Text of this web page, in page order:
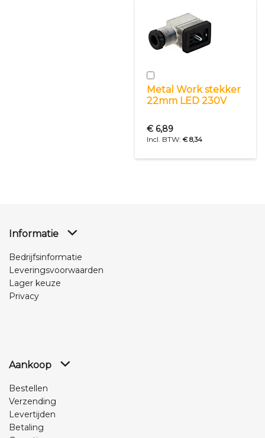
Metal Work stekker
22mm LED 230V
Price
€ 8,34
€ 6,89
In
winkelwagen
Informatie
Bedrijfsinformatie
Leveringsvoorwaarden
Lager keuze
Privacy
Aankoop
Bestellen
Verzending
Levertijden
Betaling